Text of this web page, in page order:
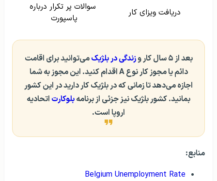
دریافت ویزای کار
سوالات پر تکرار درباره
پاسپورت
بعد از ۵ سال کار و زندگی در بلژیکمی‌توانید برای اقامت
دائم یا مجوز کار نوع A اقدام کنید. این مجوز به شما
اجازه می‌دهد تا زمانی که در بلژیک کار دارید در این کشور
بمانید. کشور بلژیک نیز جزئی از برنامهبلوکارت اتحادیه
اروپا است.
منابع:
Belgium Unemployment Rate